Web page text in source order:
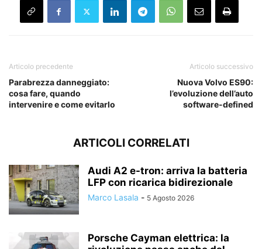
Articolo precedente
Parabrezza danneggiato:
cosa fare, quando
intervenire e come evitarlo
Articolo successivo
Nuova Volvo ES90:
l’evoluzione dell’auto
software-defined
ARTICOLI CORRELATI
Audi A2 e-tron: arriva la batteria
LFP con ricarica bidirezionale
Marco Lasala - 5 Agosto 2026
Porsche Cayman elettrica: la